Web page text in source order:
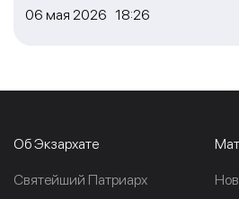
06 мая 2026 18:26
Об Экзархате
Cвятейший Патриарх